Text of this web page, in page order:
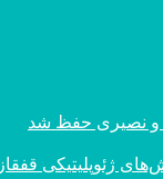
و نصیری حفظ شد
ژئوپلیتیکی قفقاز